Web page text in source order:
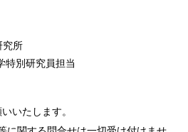
究所
特別研究員担当
いたします。